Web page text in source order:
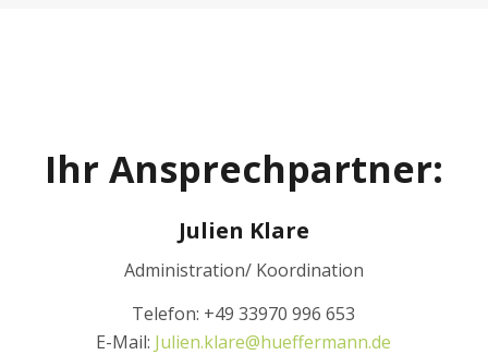
Ihr Ansprechpartner:
Julien Klare
Administration/ Koordination
Telefon: +49 33970 996 653
E-Mail: Julien.klare@hueffermann.de